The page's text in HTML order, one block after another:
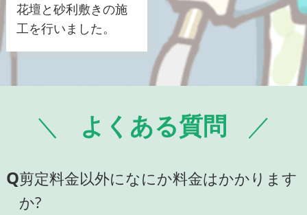
花壇と砂利敷きの施
工を行いました。
よくある質問
Q剪定料金以外になにか料金はかかります
か?